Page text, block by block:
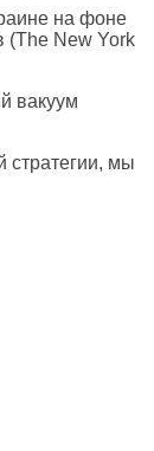
на фоне
(The New York
вакуум
стратегии, мы